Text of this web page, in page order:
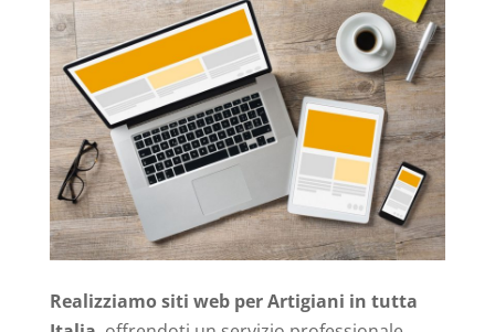
Realizziamo siti web per Artigiani in tutta